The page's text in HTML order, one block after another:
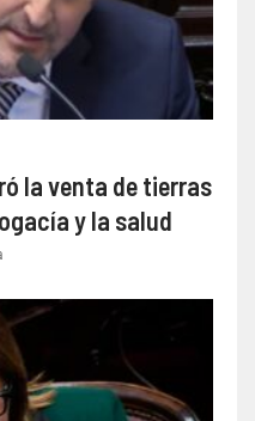
la venta de tierras
y la salud